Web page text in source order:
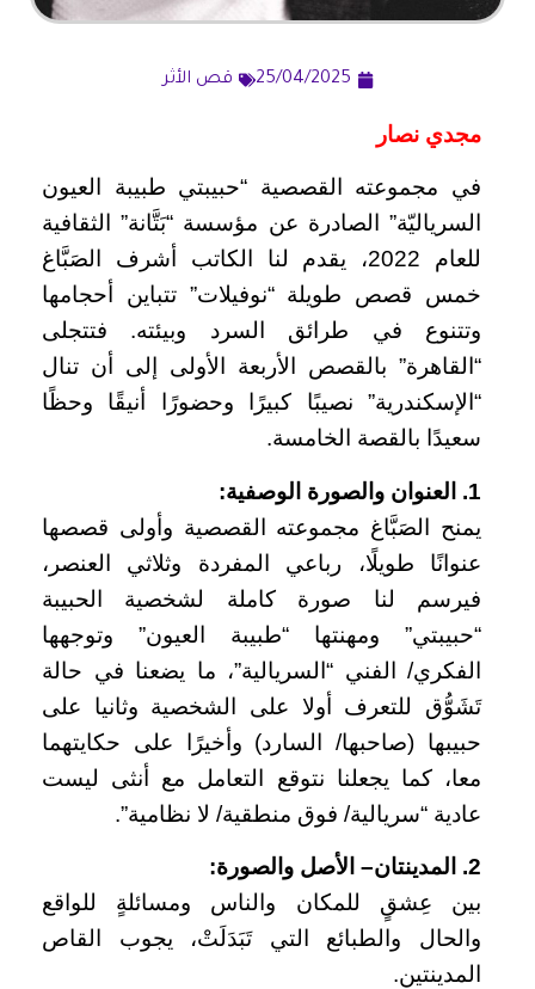
25/04/2025 قص الأثر
مجدي نصار
في مجموعته القصصية “حبيبتي طبيبة العيون
السرياليّة” الصادرة عن مؤسسة “بَتَّانة” الثقافية
للعام 2022، يقدم لنا الكاتب أشرف الصَبَّاغ
خمس قصص طويلة “نوفيلات” تتباين أحجامها
وتتنوع في طرائق السرد وبيئته. فتتجلى
“القاهرة” بالقصص الأربعة الأولى إلى أن تنال
“الإسكندرية” نصيبًا كبيرًا وحضورًا أنيقًا وحظًا
سعيدًا بالقصة الخامسة.
1. العنوان والصورة الوصفية:
يمنح الصَبَّاغ مجموعته القصصية وأولى قصصها
عنوانًا طويلًا، رباعي المفردة وثلاثي العنصر،
فيرسم لنا صورة كاملة لشخصية الحبيبة
“حبيبتي” ومهنتها “طبيبة العيون” وتوجهها
الفكري/ الفني “السريالية”، ما يضعنا في حالة
تَشَوُّق للتعرف أولا على الشخصية وثانيا على
حبيبها (صاحبها/ السارد) وأخيرًا على حكايتهما
معا، كما يجعلنا نتوقع التعامل مع أنثى ليست
عادية “سريالية/ فوق منطقية/ لا نظامية”.
2. المدينتان– الأصل والصورة:
بين عِشقٍ للمكان والناس ومسائلةٍ للواقع
والحال والطبائع التي تَبَدَلَتْ، يجوب القاص
المدينتين.